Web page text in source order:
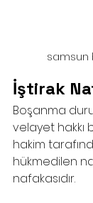
samsun
İştirak
Boşanma
velayet hakkı
hakim
hükmedilen
nafakasıdır.